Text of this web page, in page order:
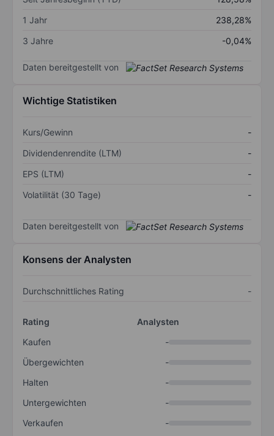
1 Jahr
238,28%
3 Jahre
-0,04%
Daten bereitgestellt von
Wichtige Statistiken
Kurs/Gewinn
-
Dividendenrendite (LTM)
-
EPS (LTM)
-
Volatilität (30 Tage)
-
Daten bereitgestellt von
Konsens der Analysten
Durchschnittliches Rating -
Rating
Analysten
Kaufen
-
Übergewichten
-
Halten
-
Untergewichten
-
Verkaufen
-